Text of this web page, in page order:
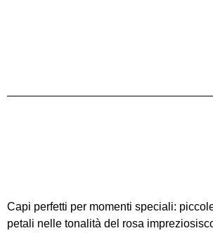
Capi perfetti per momenti speciali:
petali nelle tonalità del rosa